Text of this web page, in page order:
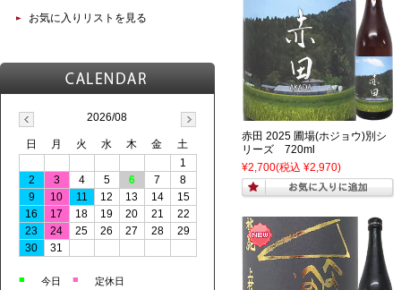
赤田 2025 圃場(ホジョウ)別シ
リーズ 720ml
¥2,700(税込 ¥2,970)
お気に入りリストを見る
2026/08
日 月 火 水 木 金
土
1
2
3 4 5 6 7
8
9
10 11 12 13 14
15
16
17 18 19 20 21
22
23
24 25 26 27 28
29
30
31
■ 今日 ■ 定休日